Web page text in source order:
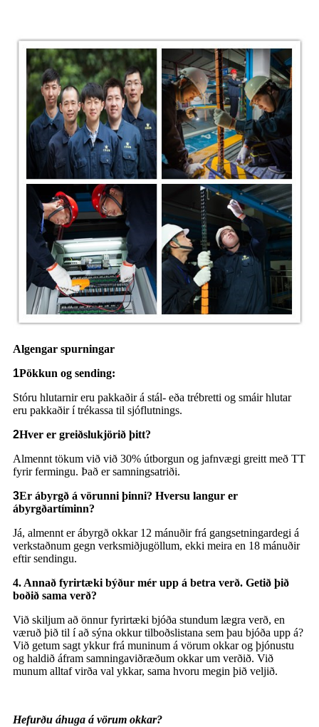
Algengar spurningar
1Pökkun og sending:
Stóru hlutarnir eru pakkaðir á stál- eða trébretti og smáir hlutar
eru pakkaðir í trékassa til sjóflutnings.
2Hver er greiðslukjörið þitt?
Almennt tökum við við 30% útborgun og jafnvægi greitt með TT
fyrir fermingu. Það er samningsatriði.
3Er ábyrgð á vörunni þinni? Hversu langur er
ábyrgðartíminn?
Já, almennt er ábyrgð okkar 12 mánuðir frá gangsetningardegi á
verkstaðnum gegn verksmiðjugöllum, ekki meira en 18 mánuðir
eftir sendingu.
4. Annað fyrirtæki býður mér upp á betra verð. Getið þið
boðið sama verð?
Við skiljum að önnur fyrirtæki bjóða stundum lægra verð, en
væruð þið til í að sýna okkur tilboðslistana sem þau bjóða upp á?
Við getum sagt ykkur frá muninum á vörum okkar og þjónustu
og haldið áfram samningaviðræðum okkar um verðið. Við
munum alltaf virða val ykkar, sama hvoru megin þið veljið.
Hefurðu áhuga á vörum okkar?